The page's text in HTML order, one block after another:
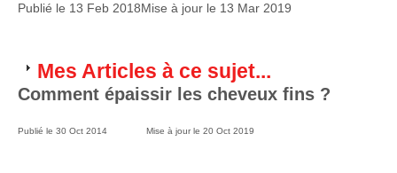
Publié le 13 Feb 2018Mise à jour le 13 Mar 2019
Mes Articles à ce sujet...
Comment épaissir les cheveux fins ?
Publié le 30 Oct 2014 Mise à jour le 20 Oct 2019